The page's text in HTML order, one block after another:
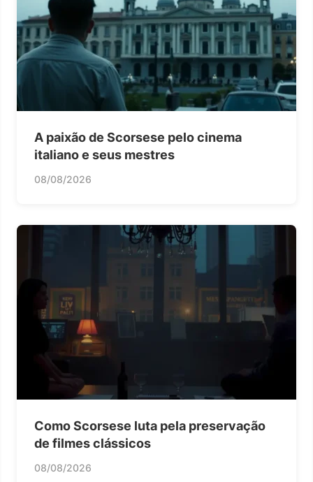
A paixão de Scorsese pelo cinema
italiano e seus mestres
08/08/2026
Como Scorsese luta pela preservação
de filmes clássicos
08/08/2026